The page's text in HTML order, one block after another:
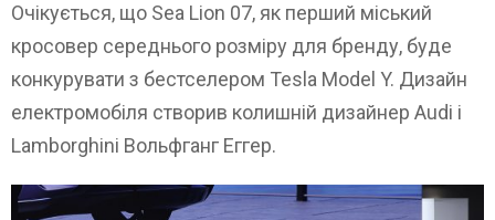
Очікується, що Sea Lion 07, як перший міський
кросовер середнього розміру для бренду, буде
конкурувати з бестселером Tesla Model Y. Дизайн
електромобіля створив колишній дизайнер Audi і
Lamborghini Вольфганг Еггер.